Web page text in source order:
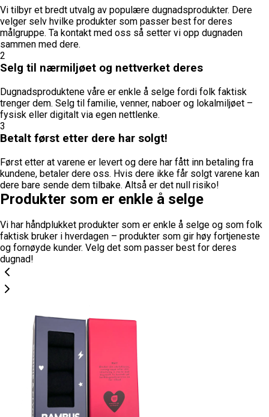
Vi tilbyr et bredt utvalg av populære dugnadsprodukter. Dere
velger selv hvilke produkter som passer best for deres
målgruppe. Ta kontakt med oss så setter vi opp dugnaden
sammen med dere.
2
Selg til nærmiljøet og nettverket deres
Dugnadsproduktene våre er enkle å selge fordi folk faktisk
trenger dem. Selg til familie, venner, naboer og lokalmiljøet –
fysisk eller digitalt via egen nettlenke.
3
Betalt først etter dere har solgt!
Først etter at varene er levert og dere har fått inn betaling fra
kundene, betaler dere oss. Hvis dere ikke får solgt varene kan
dere bare sende dem tilbake. Altså er det null risiko!
Produkter som er enkle å selge
Vi har håndplukket produkter som er enkle å selge og som folk
faktisk bruker i hverdagen – produkter som gir høy fortjeneste
og fornøyde kunder. Velg det som passer best for deres
dugnad!